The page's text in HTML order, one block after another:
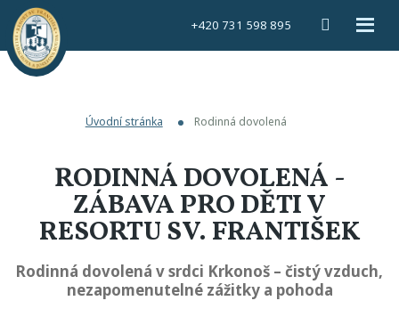
+420 731 598 895
Úvodní stránka Rodinná dovolená
RODINNÁ DOVOLENÁ -
ZÁBAVA PRO DĚTI V
RESORTU SV. FRANTIŠEK
Rodinná dovolená v srdci Krkonoš – čistý vzduch,
nezapomenutelné zážitky a pohoda